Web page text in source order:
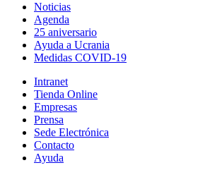
Noticias
Agenda
25 aniversario
Ayuda a Ucrania
Medidas COVID-19
Intranet
Tienda Online
Empresas
Prensa
Sede Electrónica
Contacto
Ayuda